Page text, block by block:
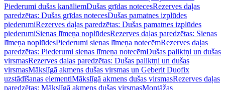
Piederumi dušas kanāliemDušas grīdas notecesRezerves daļas
paredzētas: Dušas grīdas notecesDušas pamatnes izplūdes
piederumiRezerves daļas paredzētas: Dušas pamatnes izplūdes
piederumiSienas līmeņa noplūdesRezerves daļas paredzētas: Sienas
līmeņa noplūdesPiederumi sienas līmeņa notecēmRezerves daļas
paredzētas: Piederumi sienas līmeņa notecēmDušas paliktņi un dušas
virsmasRezerves daļas paredzētas: Dušas paliktņi un dušas
virsmasMākslīgā akmens dušas virsmas un Geberit Duofix
uzstādīšanas elementiMākslīgā akmens dušas virsmasRezerves daļas
paredzētas: Mākslīgā akmens dušas virsmasMontāžas